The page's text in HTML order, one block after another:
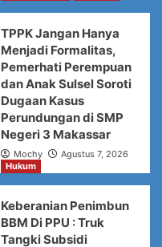
TPPK Jangan Hanya
Menjadi Formalitas,
Pemerhati Perempuan
dan Anak Sulsel Soroti
Dugaan Kasus
Perundungan di SMP
Negeri 3 Makassar
Mochy Agustus 7, 2026
Hukum
Keberanian Penimbun
BBM Di PPU : Truk
Tangki Subsidi